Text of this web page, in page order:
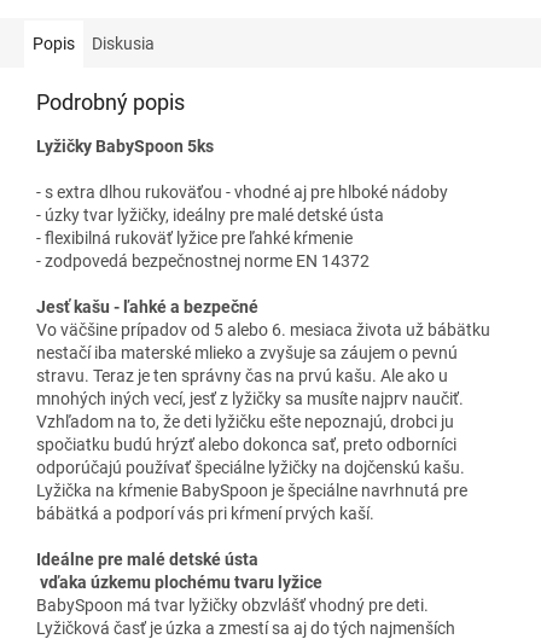
Popis Diskusia
Podrobný popis
Lyžičky BabySpoon 5ks
- s extra dlhou rukoväťou - vhodné aj pre hlboké nádoby
- úzky tvar lyžičky, ideálny pre malé detské ústa
- flexibilná rukoväť lyžice pre ľahké kŕmenie
- zodpovedá bezpečnostnej norme EN 14372
Jesť kašu - ľahké a bezpečné
Vo väčšine prípadov od 5 alebo 6. mesiaca života už bábätku
nestačí iba materské mlieko a zvyšuje sa záujem o pevnú
stravu. Teraz je ten správny čas na prvú kašu. Ale ako u
mnohých iných vecí, jesť z lyžičky sa musíte najprv naučiť.
Vzhľadom na to, že deti lyžičku ešte nepoznajú, drobci ju
spočiatku budú hrýzť alebo dokonca sať, preto odborníci
odporúčajú používať špeciálne lyžičky na dojčenskú kašu.
Lyžička na kŕmenie BabySpoon je špeciálne navrhnutá pre
bábätká a podporí vás pri kŕmení prvých kaší.
Ideálne pre malé detské ústa
vďaka úzkemu plochému tvaru lyžice
BabySpoon má tvar lyžičky obzvlášť vhodný pre deti.
Lyžičková časť je úzka a zmestí sa aj do tých najmenších